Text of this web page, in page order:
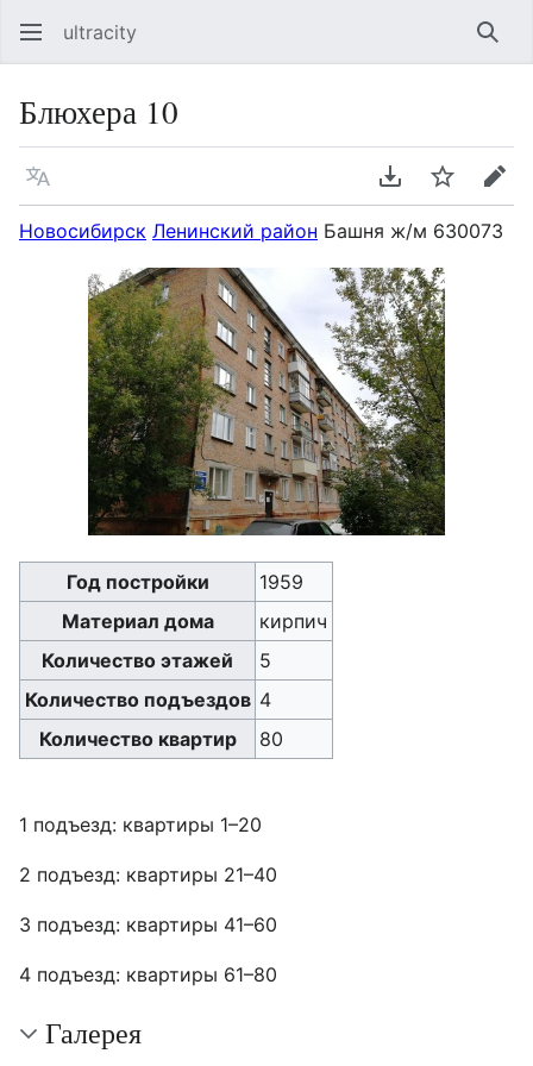
ultracity
Блюхера 10
Язык Скачать PDF
Следить
Новосибирск Ленинский район Башня ж/м 630073
Год постройки
1959
Материал дома
кирпич
Количество этажей
5
Количество подъездов 4
Количество квартир
80
1 подъезд: квартиры 1–20
2 подъезд: квартиры 21–40
3 подъезд: квартиры 41–60
4 подъезд: квартиры 61–80
Галерея